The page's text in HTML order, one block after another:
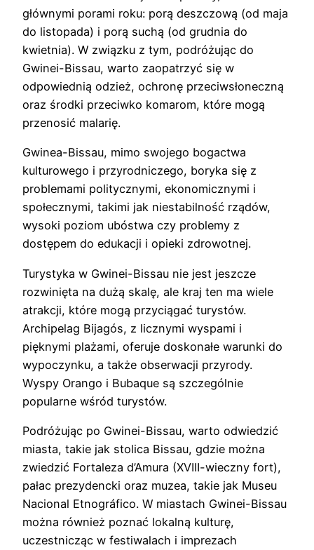
głównymi porami roku: porą deszczową (od maja
do listopada) i porą suchą (od grudnia do
kwietnia). W związku z tym, podróżując do
Gwinei-Bissau, warto zaopatrzyć się w
odpowiednią odzież, ochronę przeciwsłoneczną
oraz środki przeciwko komarom, które mogą
przenosić malarię.
Gwinea-Bissau, mimo swojego bogactwa
kulturowego i przyrodniczego, boryka się z
problemami politycznymi, ekonomicznymi i
społecznymi, takimi jak niestabilność rządów,
wysoki poziom ubóstwa czy problemy z
dostępem do edukacji i opieki zdrowotnej.
Turystyka w Gwinei-Bissau nie jest jeszcze
rozwinięta na dużą skalę, ale kraj ten ma wiele
atrakcji, które mogą przyciągać turystów.
Archipelag Bijagós, z licznymi wyspami i
pięknymi plażami, oferuje doskonałe warunki do
wypoczynku, a także obserwacji przyrody.
Wyspy Orango i Bubaque są szczególnie
popularne wśród turystów.
Podróżując po Gwinei-Bissau, warto odwiedzić
miasta, takie jak stolica Bissau, gdzie można
zwiedzić Fortaleza d’Amura (XVIII-wieczny fort),
pałac prezydencki oraz muzea, takie jak Museu
Nacional Etnográfico. W miastach Gwinei-Bissau
można również poznać lokalną kulturę,
uczestnicząc w festiwalach i imprezach